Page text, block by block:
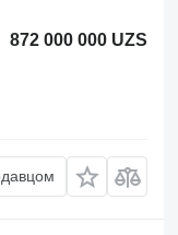
872 000 000 UZS